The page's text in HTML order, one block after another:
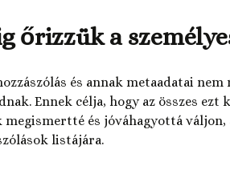
őrizzük a
és annak metaadatai
Ennek célja, hogy az összes ezt
megismertté és jóváhagyottá váljon,
listájára.